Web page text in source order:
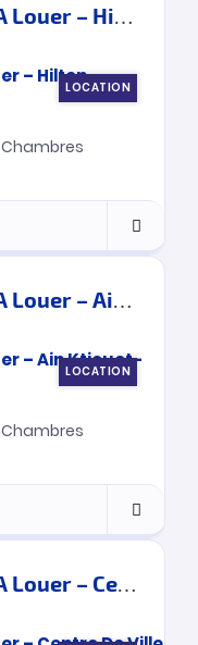
Appartement Meublé A Louer – Hilton – Tanger
LOCATION
Chambres
Appartement Meublé A Louer – Ain Ktiouet- Tanger
LOCATION
Chambres
Appartement Meublé A Louer – Centre De Ville – Tanger